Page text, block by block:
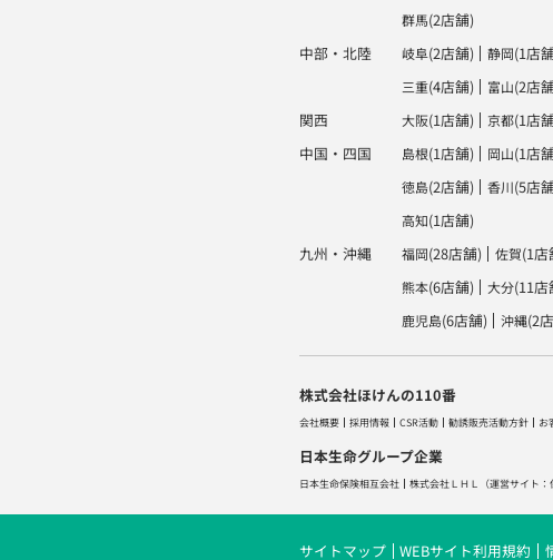
群馬(2店舗)
中部・北陸
岐阜(2店舗) 静岡(1店
三重(4店舗) 富山(2店
関西
大阪(1店舗) 京都(1店
中国・四国
島根(1店舗) 岡山(1店
徳島(2店舗) 香川(5店
高知(1店舗)
九州・沖縄
福岡(28店舗) 佐賀(1店
熊本(6店舗) 大分(11店
鹿児島(6店舗) 沖縄(2
株式会社ほけんの110番
会社概要 採用情報 CSR活動 勧誘販売活動方針 お
日本生命グループ企業
日本生命保険相互会社 株式会社ＬＨＬ （運営サイト：
サイトマップ WEBサイト利用規約